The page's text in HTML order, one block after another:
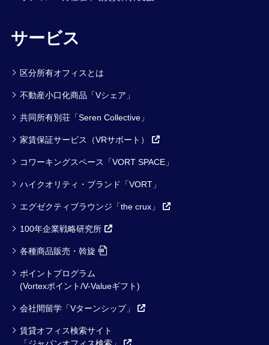
サービス
区分所有オフィスとは
不動産小口化商品「Vシェア」
共同所有別荘「Seren Collective」
家賃保証サービス（VRサポート）
コワーキングスペース「VORT SPACE」
ハイクオリティ・ブランド「VORT」
エグゼクティブラウンジ「the crux」
100年企業戦略研究所
各種商品販売・斡旋
ポイントプログラム
(Vortexポイント/V-Valueギフト)
会社間留学「Vターンシップ」
賃貸オフィス検索サイト